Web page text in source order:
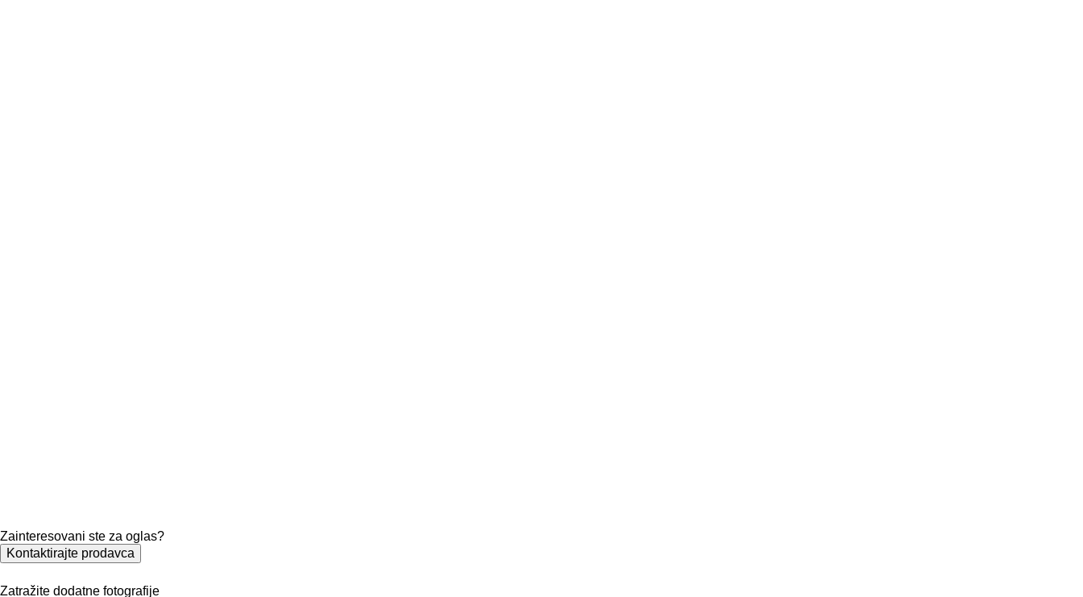
Zainteresovani ste za oglas?
Kontaktirajte prodavca
Zatražite dodatne fotografije